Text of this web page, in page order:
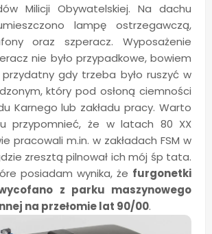
Milicji Obywatelskiej. Na dachu
lampę ostrzegawczą,
oraz szperacz. Wyposażenie
nie było przypadkowe, bowiem
gdy trzeba było ruszyć w
który pod osłoną ciemności
Karnego lub zakładu pracy. Warto
przypomnieć, że w latach 80 XX
pracowali m.in. w zakładach FSM w
zresztą pilnował ich mój śp tata.
posiadam wynika, że furgonetki
z parku maszynowego
na przełomie lat 90/00.